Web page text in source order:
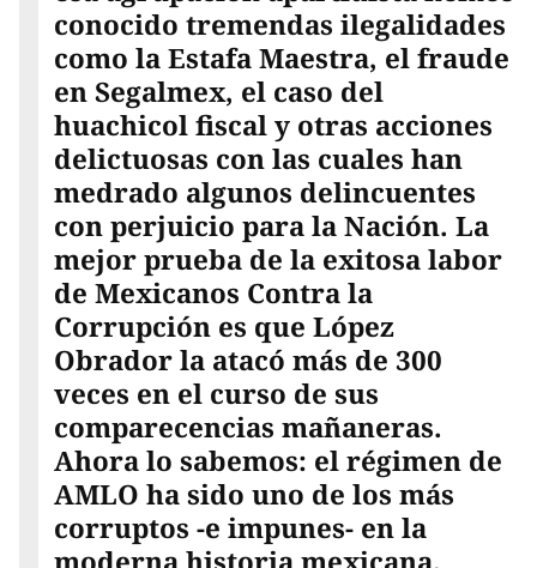
conocido tremendas ilegalidades
como la Estafa Maestra, el fraude
en Segalmex, el caso del
huachicol fiscal y otras acciones
delictuosas con las cuales han
medrado algunos delincuentes
con perjuicio para la Nación. La
mejor prueba de la exitosa labor
de Mexicanos Contra la
Corrupción es que López
Obrador la atacó más de 300
veces en el curso de sus
comparecencias mañaneras.
Ahora lo sabemos: el régimen de
AMLO ha sido uno de los más
corruptos -e impunes- en la